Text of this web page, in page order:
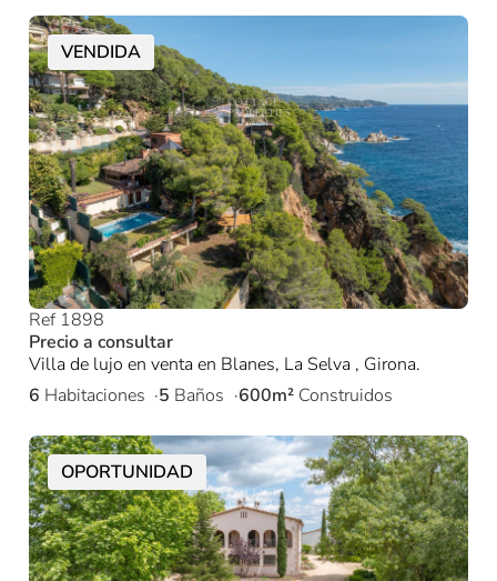
VENDIDA
Ref 1898
Precio a consultar
Villa de lujo en venta en Blanes, La Selva , Girona.
6 Habitaciones 5 Baños 600m² Construidos
OPORTUNIDAD